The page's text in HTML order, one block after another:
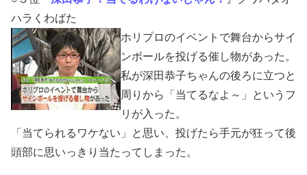
ハラくわばた
ホリプロのイベントで舞台からサイ
ンボールを投げる催し物があった。
私が深田恭子ちゃんの後ろに立つと
周りから「当てるなよ～」というフ
リが入った。
「当てられるワケない」と思い、投げたら手元が狂って後
頭部に思いっきり当たってしまった。